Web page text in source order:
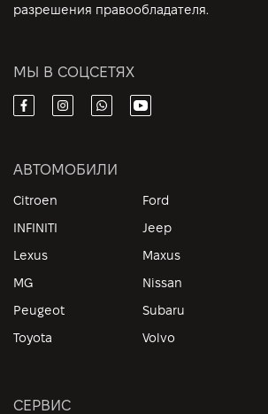
разрешения правообладателя.
МЫ В СОЦСЕТЯХ
АВТОМОБИЛИ
Citroen Ford
INFINITI
Jeep
Lexus
Maxus
MG
Nissan
Peugeot
Subaru
Toyota
Volvo
СЕРВИС